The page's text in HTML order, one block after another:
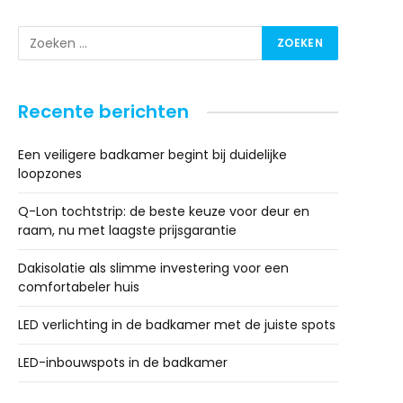
Recente berichten
Een veiligere badkamer begint bij duidelijke
loopzones
Q-Lon tochtstrip: de beste keuze voor deur en
raam, nu met laagste prijsgarantie
Dakisolatie als slimme investering voor een
comfortabeler huis
LED verlichting in de badkamer met de juiste spots
LED-inbouwspots in de badkamer